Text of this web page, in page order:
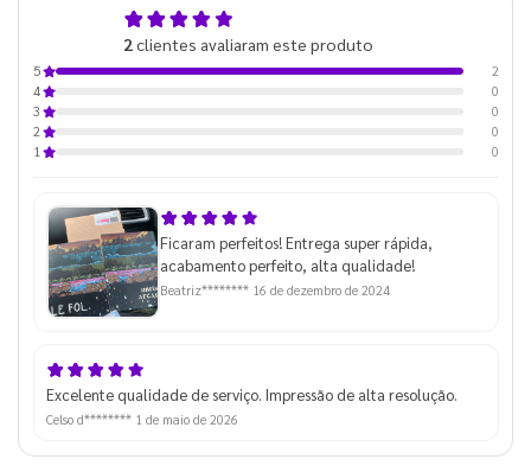
2clientes avaliaram este produto
5
2
4
0
3
0
2
0
1
0
Ficaram perfeitos! Entrega super rápida,
acabamento perfeito, alta qualidade!
Beatriz******** 16 de dezembro de 2024
Excelente qualidade de serviço. Impressão de alta resolução.
Celso d******** 1 de maio de 2026